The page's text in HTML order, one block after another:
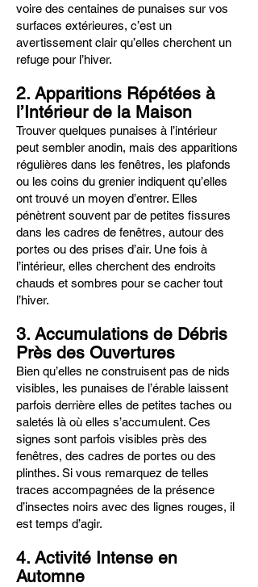
voire des centaines de punaises sur vos
surfaces extérieures, c’est un
avertissement clair qu’elles cherchent un
refuge pour l’hiver.
2. Apparitions Répétées à
l’Intérieur de la Maison
Trouver quelques punaises à l’intérieur
peut sembler anodin, mais des apparitions
régulières dans les fenêtres, les plafonds
ou les coins du grenier indiquent qu’elles
ont trouvé un moyen d’entrer. Elles
pénètrent souvent par de petites fissures
dans les cadres de fenêtres, autour des
portes ou des prises d’air. Une fois à
l’intérieur, elles cherchent des endroits
chauds et sombres pour se cacher tout
l’hiver.
3. Accumulations de Débris
Près des Ouvertures
Bien qu’elles ne construisent pas de nids
visibles, les punaises de l’érable laissent
parfois derrière elles de petites taches ou
saletés là où elles s’accumulent. Ces
signes sont parfois visibles près des
fenêtres, des cadres de portes ou des
plinthes. Si vous remarquez de telles
traces accompagnées de la présence
d’insectes noirs avec des lignes rouges, il
est temps d’agir.
4. Activité Intense en
Automne